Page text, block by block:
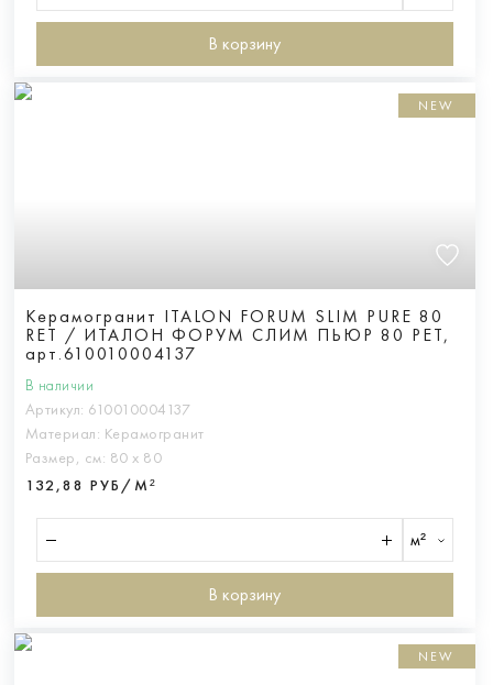
В корзину
NEW
Керамогранит ITALON FORUM SLIM PURE 80
RET / ИТАЛОН ФОРУМ СЛИМ ПЬЮР 80 РЕТ,
арт.610010004137
В наличии
Артикул: 610010004137
Материал: Керамогранит
Размер, см: 80 х 80
132,88 РУБ/М²
м²
В корзину
NEW